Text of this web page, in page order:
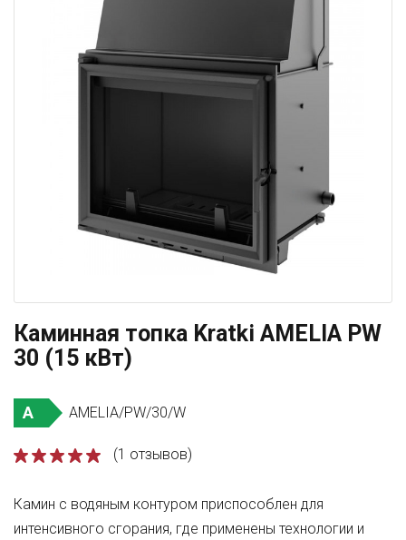
Каминная топка Kratki AMELIA PW
30 (15 кВт)
A AMELIA/PW/30/W
(1 отзывов)
Камин с водяным контуром приспособлен для
интенсивного сгорания, где применены технологии и